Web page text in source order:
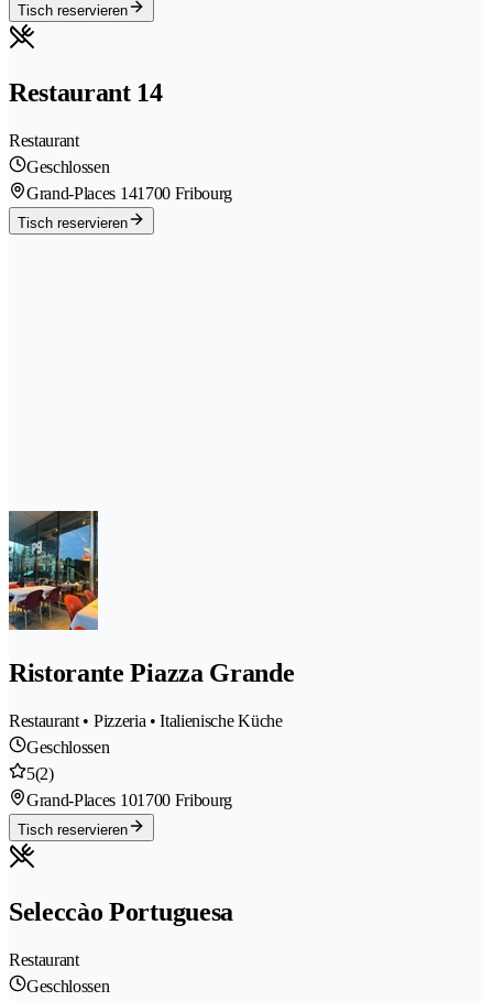
Tisch reservieren
Restaurant 14
Restaurant
Geschlossen
Grand-Places 141700 Fribourg
Tisch reservieren
Ristorante Piazza Grande
Restaurant • Pizzeria • Italienische Küche
Geschlossen
5(2)
Grand-Places 101700 Fribourg
Tisch reservieren
Seleccào Portuguesa
Restaurant
Geschlossen